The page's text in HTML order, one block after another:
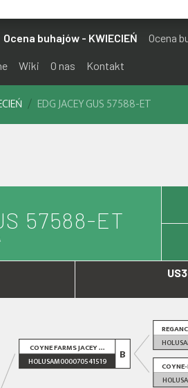
Ocena buhajów - KWIECIEŃ Ocena
Wiki O nas Kontakt
EDG JACEY GUS 57588-ET
57588-ET
COYNE FARMS JACEY ...
HOLUSAM000070541519 B